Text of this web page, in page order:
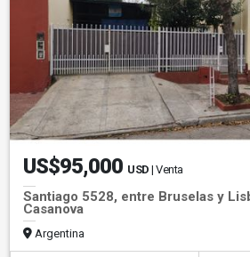
US$95,000 USD | Venta
Santiago 5528, entre Bruselas y
Casanova
Argentina